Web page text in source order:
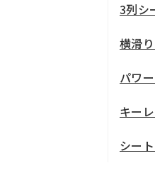
3列シ
横滑
パワ
キー
シー